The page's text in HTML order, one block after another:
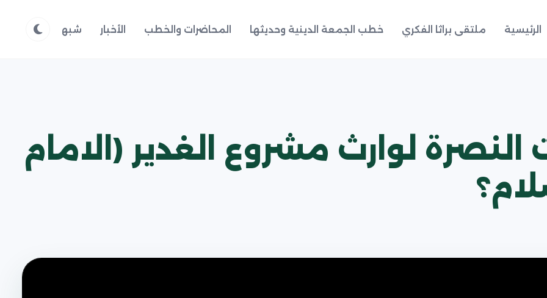
الرئيسية ملتقى براثا الفكري خطب الجمعة الدينية وحديثها المحاضرات والخطب الأخبار شبهات وردود
لوارث مشروع الغدير (الامام